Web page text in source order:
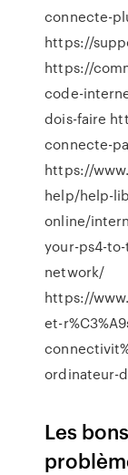
connecte-
https://
https://
code-
dois-faire
connecte-
https://
help/help-
online/
your-ps4-
network/
https://
et-
ordinateur-
Les